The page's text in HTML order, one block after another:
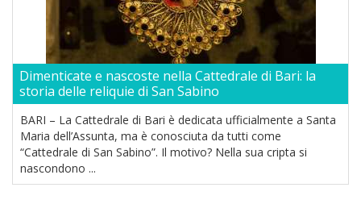
Dimenticate e nascoste nella Cattedrale di Bari: la
storia delle reliquie di San Sabino
BARI – La Cattedrale di Bari è dedicata ufficialmente a Santa
Maria dell’Assunta, ma è conosciuta da tutti come
“Cattedrale di San Sabino”. Il motivo? Nella sua cripta si
nascondono ...